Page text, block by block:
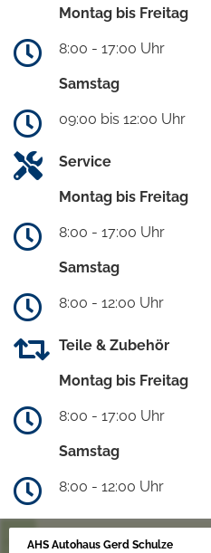
Montag bis Freitag
8:00 - 17:00 Uhr
Samstag
09:00 bis 12:00 Uhr
Service
Montag bis Freitag
8:00 - 17:00 Uhr
Samstag
8:00 - 12:00 Uhr
Teile & Zubehör
Montag bis Freitag
8:00 - 17:00 Uhr
Samstag
8:00 - 12:00 Uhr
AHS Autohaus Gerd Schulze